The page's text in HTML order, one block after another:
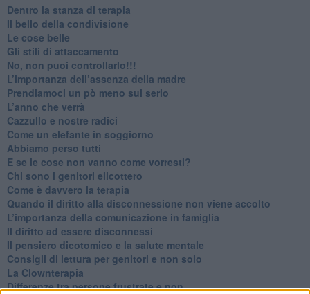
​Dentro la stanza di terapia
​Il bello della condivisione
Le cose belle
​Gli stili di attaccamento
No, non puoi controllarlo!!!
​L’importanza dell’assenza della madre
​Prendiamoci un pò meno sul serio
​L’anno che verrà
​Cazzullo e nostre radici
​Come un elefante in soggiorno
​Abbiamo perso tutti
E se le cose non vanno come vorresti?
​Chi sono i genitori elicottero
Come è davvero la terapia
Quando il diritto alla disconnessione non viene accolto
​L’importanza della comunicazione in famiglia
​Il diritto ad essere disconnessi
​Il pensiero dicotomico e la salute mentale
​Consigli di lettura per genitori e non solo
​La Clownterapia
​Differenze tra persone frustrate e non